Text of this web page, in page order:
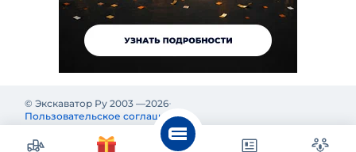
© Экскаватор Ру 2003 —2026
Пользовательское соглашение
Политика конфиденциальности Реклама на Экскаватор Ру
Реклама и информация на Экскаватор.Ру предназначены